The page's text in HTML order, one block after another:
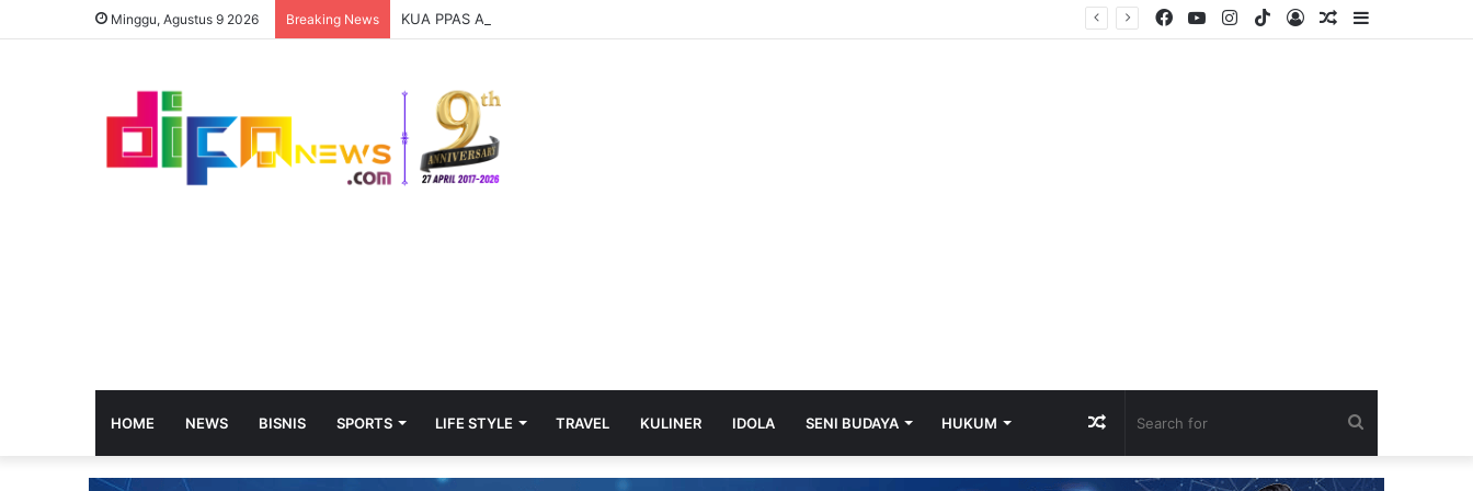
Minggu, Agustus 9 2026 Breaking News KUA PPAS APBD Perubahan 2026 Diserahkan, DPRD Prabumulih Segera Bahas Sidebar
Random
Log
TikTok
Instagram
YouTube
Facebook
HOME NEWS BISNIS SPORTS LIFE STYLE TRAVEL KULINER IDOLA SENI BUDAYA HUKUM Random